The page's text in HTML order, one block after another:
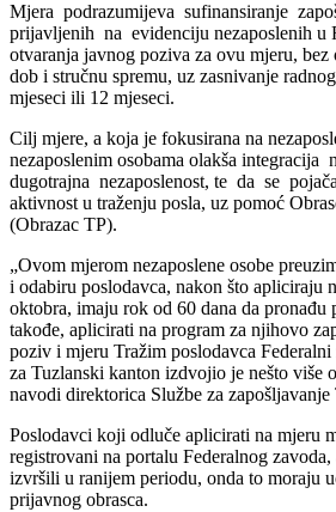
Mjera podrazumijeva sufinansiranje
prijavljenih na evidenciju nezaposlenih u
otvaranja javnog poziva za ovu mjeru, bez
dob i stručnu spremu, uz zasnivanje
mjeseci ili 12 mjeseci.
Cilj mjere, a koja je fokusirana na
nezaposlenim osobama olakša
dugotrajna nezaposlenost, te da se
aktivnost u traženju posla, uz pomoć
(Obrazac TP).
„Ovom mjerom nezaposlene osobe
i odabiru poslodavca, nakon što apliciraju
oktobra, imaju rok od 60 dana da pronađu
takođe, aplicirati na program za njihovo
poziv i mjeru Tražim poslodavca Federalni
za Tuzlanski kanton izdvojio je nešto više
navodi direktorica Službe za
Poslodavci koji odluče aplicirati na mjeru
registrovani na portalu Federalnog
izvršili u ranijem periodu, onda to moraju
prijavnog obrasca.